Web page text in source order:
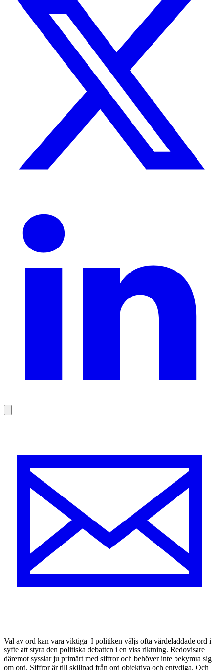
Val av ord kan vara viktiga. I politiken väljs ofta värdeladdade ord i
syfte att styra den politiska debatten i en viss riktning. Redovisare
däremot sysslar ju primärt med siffror och behöver inte bekymra sig
om ord. Siffror är till skillnad från ord objektiva och entydiga. Och